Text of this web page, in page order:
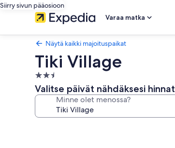
Siirry sivun pääosioon
Varaa matka
Näytä kaikki majoituspaikat
Tiki Village
2.5
tähden
majoituspaikka
Valitse päivät nähdäksesi hinnat
Minne olet menossa?